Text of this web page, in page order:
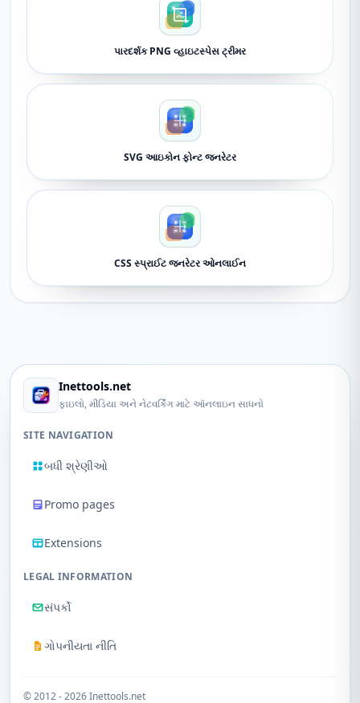
પારદર્શક PNG વ્હાઇટસ્પેસ ટ્રીમર
SVG આઇકોન ફોન્ટ જનરેટર
CSS સ્પ્રાઈટ જનરેટર ઓનલાઈન
Inettools.net
ફાઇલો, મીડિયા અને નેટવર્કિંગ માટે ઑનલાઇન સાધનો
SITE NAVIGATION
બધી શ્રેણીઓ
Promo pages
Extensions
LEGAL INFORMATION
સંપર્કો
ગોપનીયતા નીતિ
© 2012 - 2026 Inettools.net